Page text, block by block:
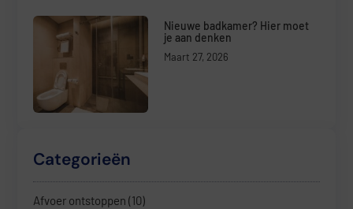
Nieuwe badkamer? Hier moet
je aan denken
Maart 27, 2026
Categorieën
Afvoer ontstoppen (10)